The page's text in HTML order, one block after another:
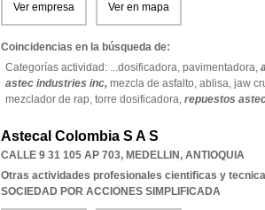
Ver empresa Ver en mapa
Coincidencias en la búsqueda de:
Categorías actividad: ...dosificadora, pavimentadora,
astec industries inc, mezcla de asfalto, ablisa, jaw
mezclador de rap, torre dosificadora, repuestos
Astecal Colombia S A S
CALLE 9 31 105 AP 703, MEDELLIN, ANTIOQUIA
Otras actividades profesionales cientificas y
SOCIEDAD POR ACCIONES SIMPLIFICADA